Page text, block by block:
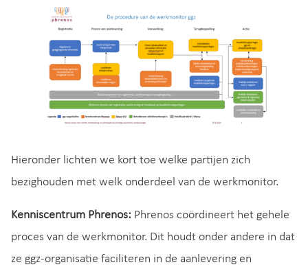
Hieronder lichten we kort toe welke partijen zich
bezighouden met welk onderdeel van de werkmonitor.
Kenniscentrum Phrenos: Phrenos coördineert het gehele
proces van de werkmonitor. Dit houdt onder andere in dat
ze ggz-organisatie faciliteren in de aanlevering en